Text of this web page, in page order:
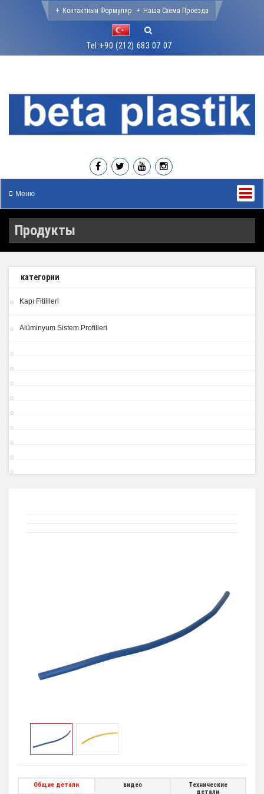
Tel:+90 (212) 683 07 07
Контактный Формуляр Наша Схема Проезда
Меню
Продукты
категории
Kapı Fitillleri
Alüminyum Sistem Profilleri
Общие детали видео
Технические
детали